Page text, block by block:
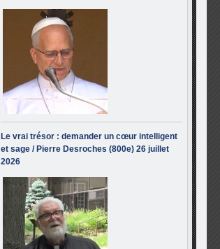
Le vrai trésor : demander un cœur intelligent
et sage / Pierre Desroches (800e) 26 juillet
2026